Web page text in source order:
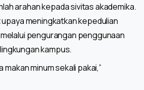
arahan kepada sivitas akademika.
meningkatkan kepedulian
pengurangan penggunaan
kampus.
makan minum sekali pakai,”